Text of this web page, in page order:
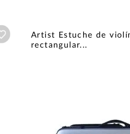
Añadir a wishlist
Artist Estuche de
rectangular...